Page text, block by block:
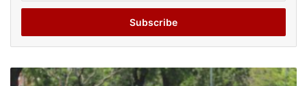
Email